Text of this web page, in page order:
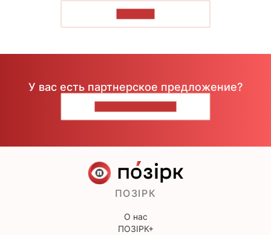
У вас есть партнерское предложение?
ПОЗІРК
О нас
ПОЗІРК+